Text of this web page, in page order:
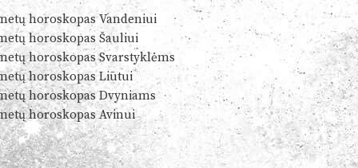
horoskopas Vandeniui
horoskopas Šauliui
horoskopas Svarstyklėms
horoskopas Liūtui
horoskopas Dvyniams
horoskopas Avinui